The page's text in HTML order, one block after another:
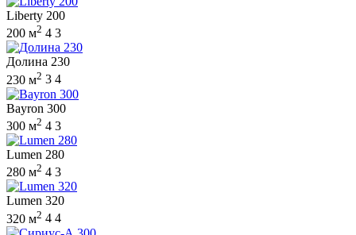
Liberty 200
200 м2 4 3
Долина 230
230 м2 3 4
Bayron 300
300 м2 4 3
Lumen 280
280 м2 4 3
Lumen 320
320 м2 4 4